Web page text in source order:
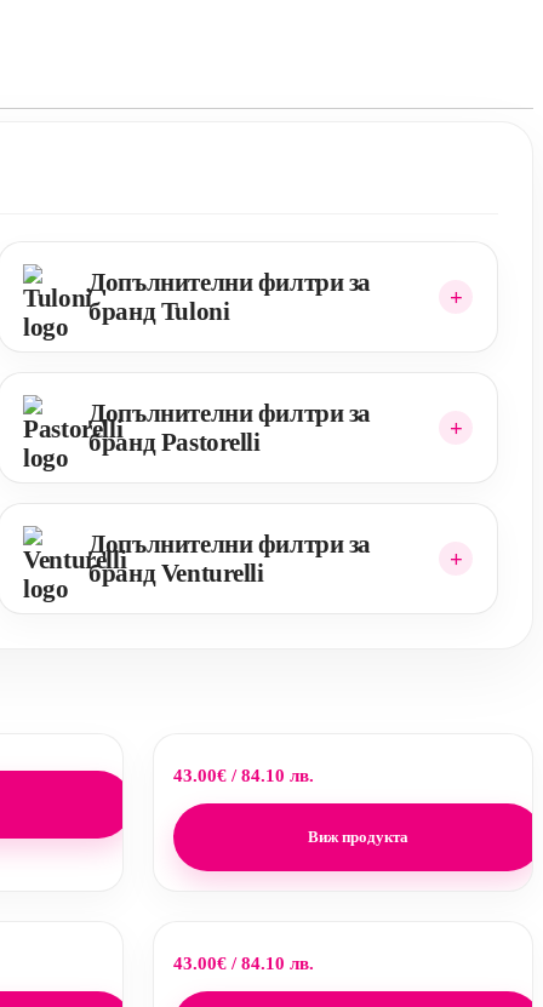
Допълнителни филтри за
бранд Tuloni
Допълнителни филтри за
бранд Pastorelli
Допълнителни филтри за
бранд Venturelli
43.00€ / 84.10 лв.
Виж продукта
43.00€ / 84.10 лв.